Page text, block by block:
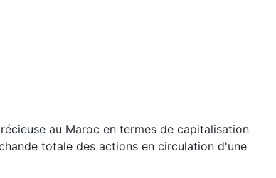
Rabat.
au Maroc en termes de capitalisation
totale des actions en circulation d'une